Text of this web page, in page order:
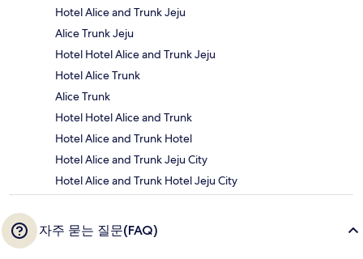
Hotel Alice and Trunk Jeju
Alice Trunk Jeju
Hotel Hotel Alice and Trunk Jeju
Hotel Alice Trunk
Alice Trunk
Hotel Hotel Alice and Trunk
Hotel Alice and Trunk Hotel
Hotel Alice and Trunk Jeju City
Hotel Alice and Trunk Hotel Jeju City
자주 묻는 질문(FAQ)